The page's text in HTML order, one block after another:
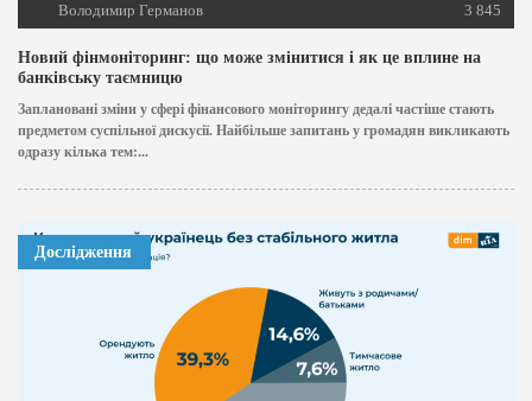
Володимир Германов 3 845
Новий фінмоніторинг: що може змінитися і як це вплине на
банківську таємницю
Заплановані зміни у сфері фінансового моніторингу дедалі частіше стають
предметом суспільної дискусії. Найбільше запитань у громадян викликають
одразу кілька тем:...
Дослідження